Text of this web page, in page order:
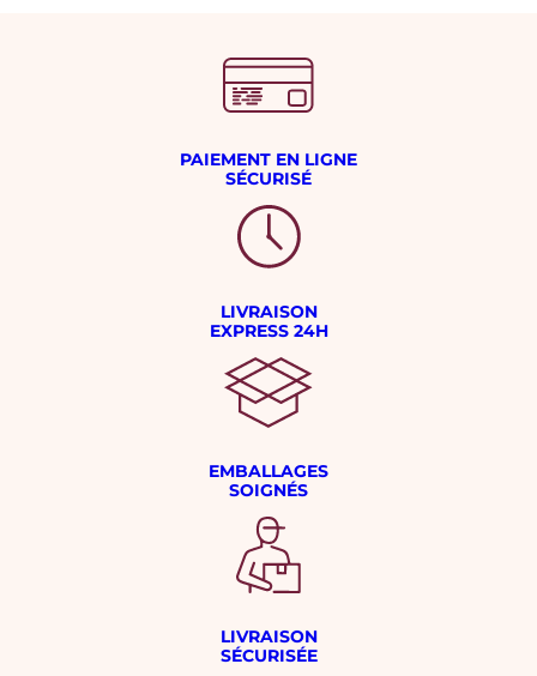
PAIEMENT EN LIGNE
SÉCURISÉ
LIVRAISON
EXPRESS 24H
EMBALLAGES
SOIGNÉS
LIVRAISON
SÉCURISÉE